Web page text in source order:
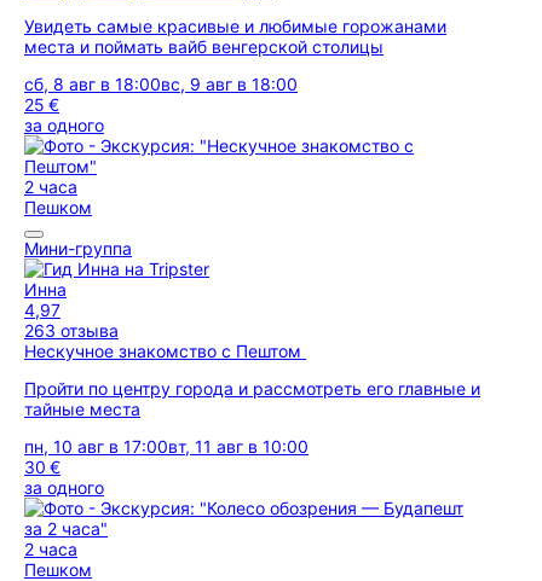
Увидеть самые красивые и любимые горожанами
места и поймать вайб венгерской столицы
сб, 8 авг в 18:00вс, 9 авг в 18:00
25 €
за одного
2 часа
Пешком
Мини-группа
Инна
4,97
263 отзыва
Нескучное знакомство с Пештом
Пройти по центру города и рассмотреть его главные и
тайные места
пн, 10 авг в 17:00вт, 11 авг в 10:00
30 €
за одного
2 часа
Пешком